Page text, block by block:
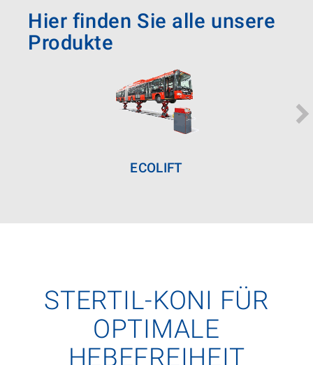
Hier finden Sie alle unsere
Produkte
ECOLIFT
STERTIL-KONI FÜR
OPTIMALE
HEBEFREIHEIT